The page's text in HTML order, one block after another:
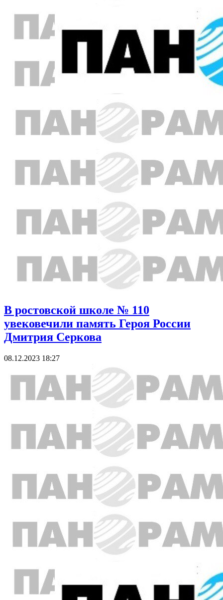
В ростовской школе № 110
увековечили память Героя России
Дмитрия Серкова
08.12.2023 18:27